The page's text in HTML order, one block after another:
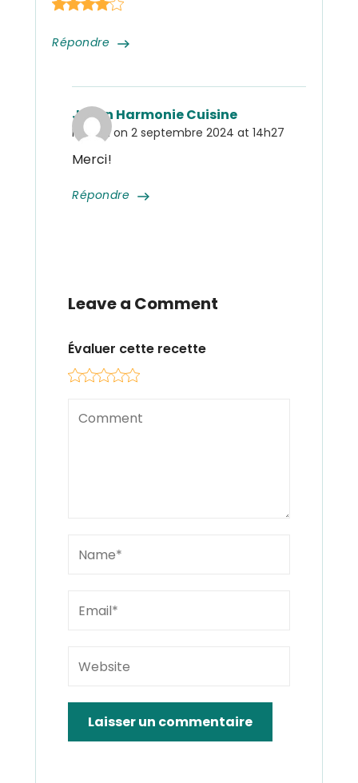
Répondre
Julien Harmonie Cuisine
Posted on 2 septembre 2024 at 14h27
Répondre
Merci!
Leave a Comment
Évaluer cette recette